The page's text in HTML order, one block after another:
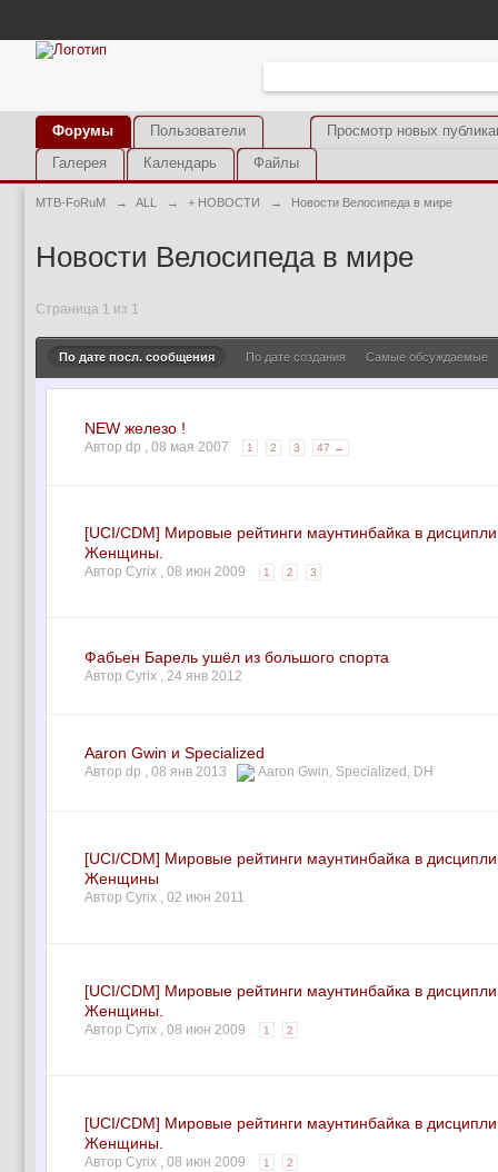
Просмотр новых
Форумы
Пользователи
Галерея
Календарь Файлы
MTB-FoRuM → ALL → + НОВОСТИ → Новости Велосипеда в мире
Новости Велосипеда в мире
Страница 1 из 1
По дате посл. сообщения По дате создания Самые обсуждаемые
NEW железо !
Автор dp , 08 мая 2007 1 2 3 47 →
[UCI/CDM] Мировые рейтинги маунтинбайка в
Женщины.
Автор Cyrix , 08 июн 2009 1 2 3
Фабьен Барель ушёл из большого спорта
Автор Cyrix , 24 янв 2012
Aaron Gwin и Specialized
Автор dp , 08 янв 2013 Aaron Gwin, Specialized , DH
[UCI/CDM] Мировые рейтинги маунтинбайка в
Женщины
Автор Cyrix , 02 июн 2011
[UCI/CDM] Мировые рейтинги маунтинбайка в
Женщины.
Автор Cyrix , 08 июн 2009 1 2
[UCI/CDM] Мировые рейтинги маунтинбайка в
Женщины.
Автор Cyrix , 08 июн 2009 1 2